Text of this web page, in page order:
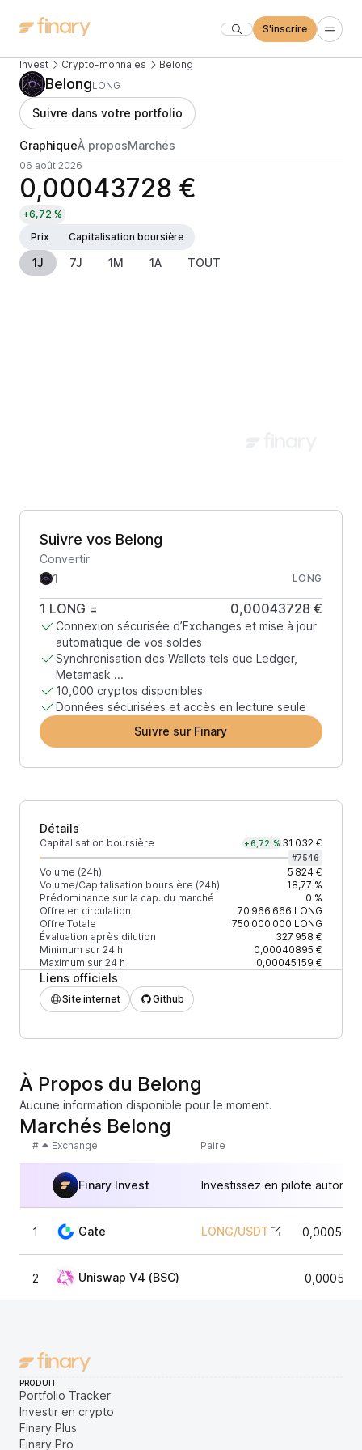
S'inscrire
Invest Crypto-monnaies Belong
BelongLONG
Suivre dans votre portfolio
GraphiqueÀ proposMarchés
06 août 2026
0,00043728 €
+6,72 %
Prix
Capitalisation boursière
1J 7J 1M 1A TOUT
Suivre vos Belong
Convertir
LONG
1 LONG = 0,00043728 €
Connexion sécurisée d’Exchanges et mise à jour
automatique de vos soldes
Synchronisation des Wallets tels que Ledger,
Metamask ...
10,000 cryptos disponibles
Données sécurisées et accès en lecture seule
Suivre sur Finary
Détails
Capitalisation boursière +6,72 % 31 032 €
#7546
Volume (24h)
5 824 €
Volume/Capitalisation boursière (24h)
18,77 %
Prédominance sur la cap. du marché
0 %
Offre en circulation
70 966 666 LONG
Offre Totale
750 000 000 LONG
Évaluation après dilution
327 958 €
Minimum sur 24 h
0,00040895 €
Maximum sur 24 h
0,00045159 €
Liens officiels
Site internet Github
À Propos du Belong
Aucune information disponible pour le moment.
Marchés Belong
# Exchange Paire
Finary Invest Investissez en pilote
1 Gate LONG/USDT
2 Uniswap V4 (BSC)
PRODUIT
Portfolio Tracker
Investir en crypto
Finary Plus
Finary Pro